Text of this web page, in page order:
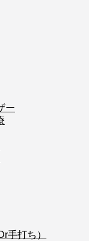
ー
手打ち）